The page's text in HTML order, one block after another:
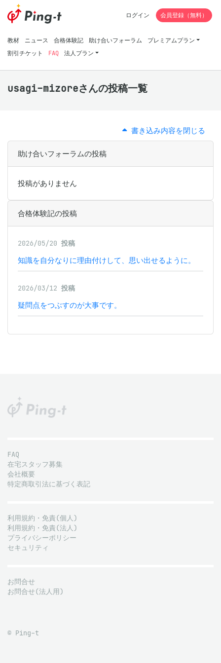
教材 ニュース 合格体験記 助け合いフォーラム
プレミアムプラン
割引チケット
FAQ 法人プラン
ログイン 会員登録（無料）
usagi-mizoreさんの投稿一覧
書き込み内容を閉じる
助け合いフォーラムの投稿
投稿がありません
合格体験記の投稿
2026/05/20 投稿
知識を自分なりに理由付けして、思い出せるように。
2026/03/12 投稿
疑問点をつぶすのが大事です。
FAQ
在宅スタッフ募集
会社概要
特定商取引法に基づく表記
利用規約・免責(個人)
利用規約・免責(法人)
プライバシーポリシー
セキュリティ
お問合せ
お問合せ(法人用)
© Ping-t